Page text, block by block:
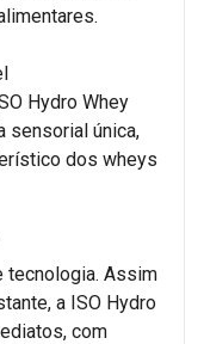
Hydro Whey
sensorial única,
dos wheys
tecnologia. Assim
a ISO Hydro
com